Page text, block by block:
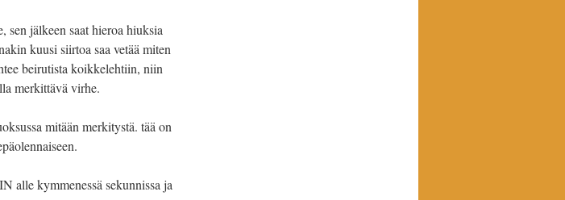
sen jälkeen saat hieroa hiuksia
kuusi siirtoa saa vetää miten
beirutista koikkelehtiin, niin
merkittävä virhe.
mitään merkitystä. tää on
alle kymmenessä sekunnissa ja